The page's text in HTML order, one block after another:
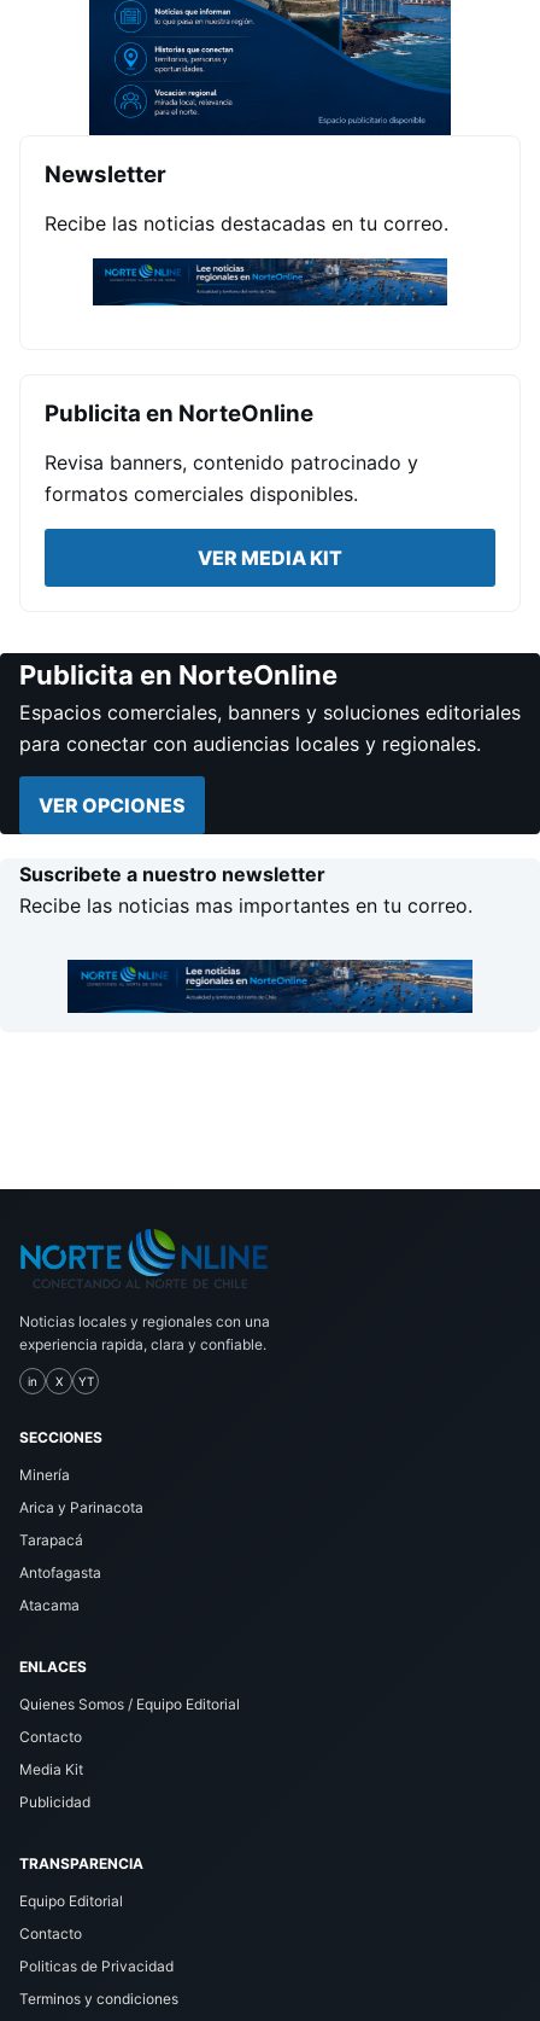
Newsletter
Recibe las noticias destacadas en tu correo.
Publicita en NorteOnline
Revisa banners, contenido patrocinado y
formatos comerciales disponibles.
VER MEDIA KIT
Publicita en NorteOnline
Espacios comerciales, banners y soluciones editoriales
para conectar con audiencias locales y regionales.
VER OPCIONES
Suscribete a nuestro newsletter
Recibe las noticias mas importantes en tu correo.
Noticias locales y regionales con una
experiencia rapida, clara y confiable.
in X YT
SECCIONES
Minería
Arica y Parinacota
Tarapacá
Antofagasta
Atacama
ENLACES
Quienes Somos / Equipo Editorial
Contacto
Media Kit
Publicidad
TRANSPARENCIA
Equipo Editorial
Contacto
Politicas de Privacidad
Terminos y condiciones